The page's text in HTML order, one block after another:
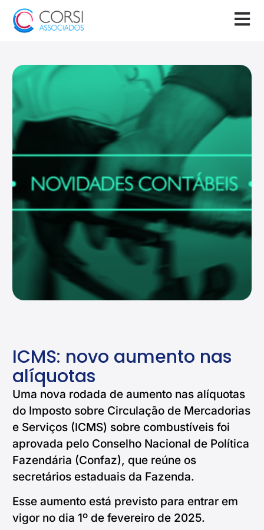
ICMS: novo aumento nas
alíquotas
Uma nova rodada de aumento nas alíquotas
do Imposto sobre Circulação de Mercadorias
e Serviços (ICMS) sobre combustíveis foi
aprovada pelo Conselho Nacional de Política
Fazendária (Confaz), que reúne os
secretários estaduais da Fazenda.
Esse aumento está previsto para entrar em
vigor no dia 1º de fevereiro de 2025.